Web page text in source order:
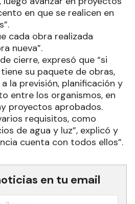
en que se realicen en
cada obra realizada
nueva”.
cierre, expresó que “si
su paquete de obras,
la previsión, planificación y
entre los organismos, en
proyectos aprobados.
requisitos, como
de agua y luz”, explicó y
cuenta con todos ellos”.
en tu email